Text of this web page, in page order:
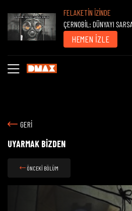
FELAKETİN İZİNDE
ÇERNOBİL: DÜNYAYI
HEMEN İZLE
GERİ
UYARMAK BİZDEN
ÖNCEKİ BÖLÜM